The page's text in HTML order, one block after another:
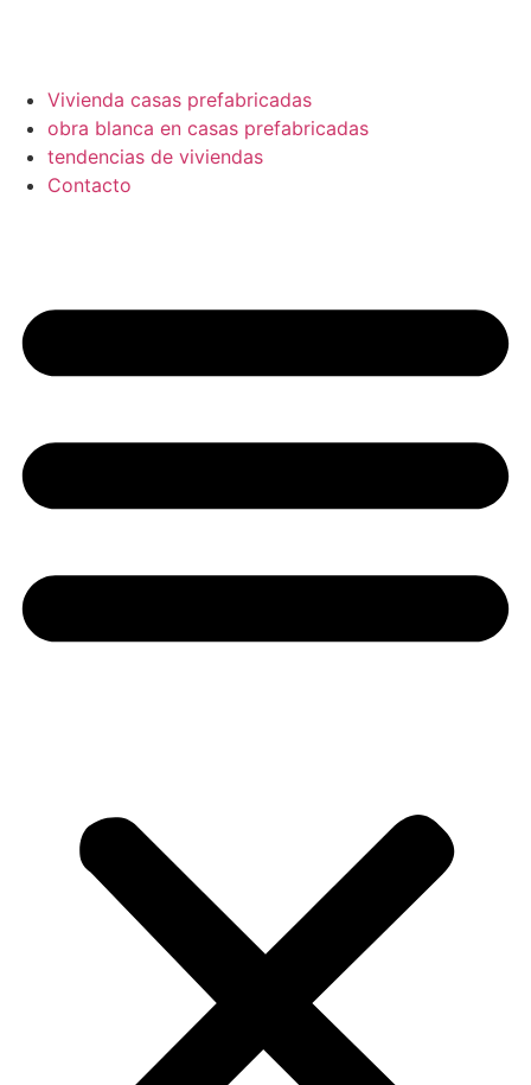
Vivienda casas prefabricadas
obra blanca en casas prefabricadas
tendencias de viviendas
Contacto